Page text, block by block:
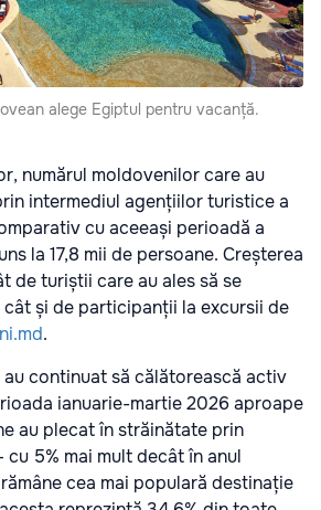
alege Egiptul pentru vacanță.
numărul moldovenilor care au
intermediul agențiilor turistice a
cu aceeași perioadă a
la 17,8 mii de persoane. Creșterea
de turiștii care au ales să se
și de participanții la excursii de
.
continuat să călătorească activ
ianuarie-martie 2026 aproape
au plecat în străinătate prin
5% mai mult decât în anul
cea mai populară destinație